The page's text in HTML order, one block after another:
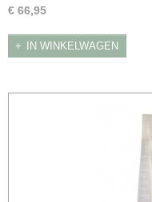
€ 66,95
IN WINKELWAGEN